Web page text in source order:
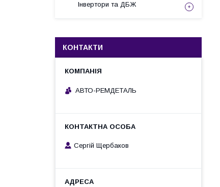
Інвертори та ДБЖ
КОНТАКТИ
АВТО-РЕМДЕТАЛЬ
Сергій Щербаков